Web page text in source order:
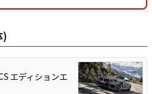
)
エディションエ